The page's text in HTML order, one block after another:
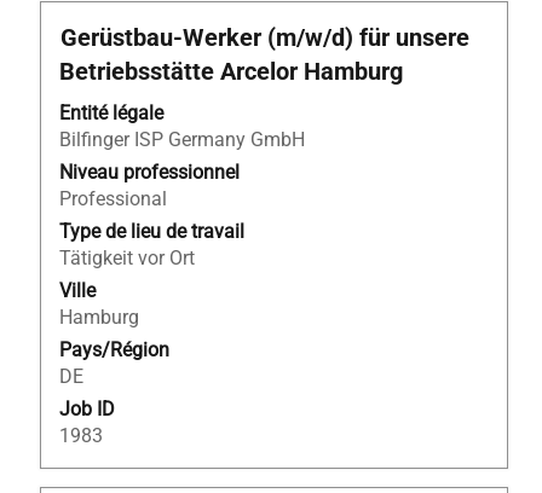
Titre
Gerüstbau-Werker (m/w/d) für unsere
Betriebsstätte Arcelor Hamburg
Entité légale
Bilfinger ISP Germany GmbH
Niveau professionnel
Professional
Type de lieu de travail
Tätigkeit vor Ort
Ville
Hamburg
Pays/Région
DE
Job ID
1983
Sélectionnez
avec
la
barre
d’espacement
pour
afficher
tout
le
contenu
des
informations
d’emploi.